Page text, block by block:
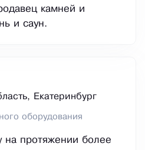
камней и
и саун.
Екатеринбург
оборудования
на протяжении более